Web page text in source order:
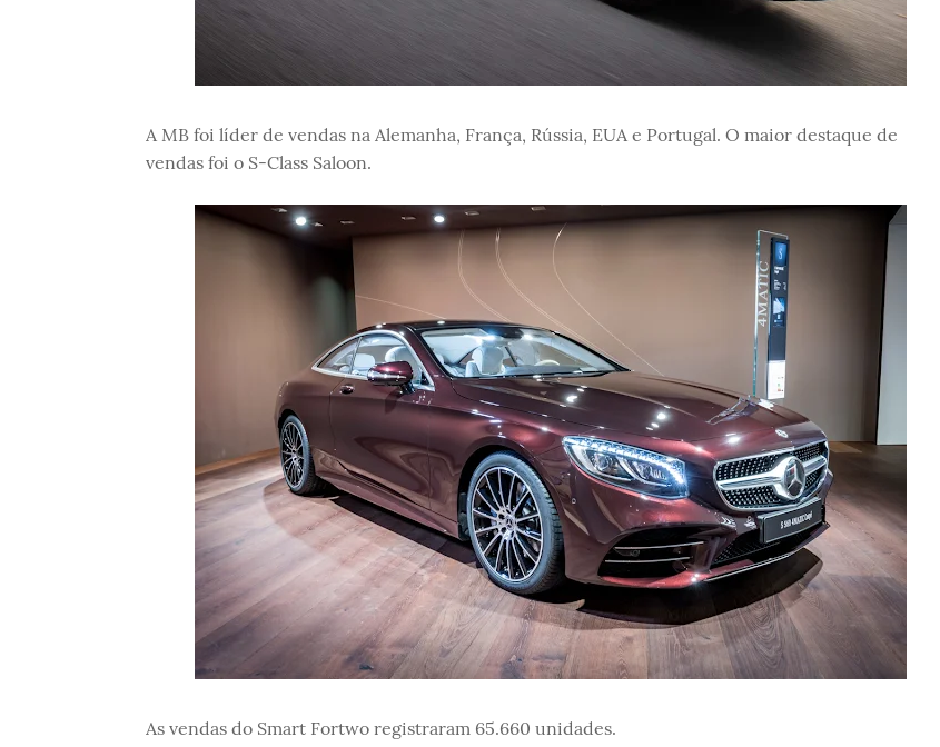
A MB foi líder de vendas na Alemanha, França, Rússia, EUA e Portugal. O maior destaque de
vendas foi o S-Class Saloon.
As vendas do Smart Fortwo registraram 65.660 unidades.